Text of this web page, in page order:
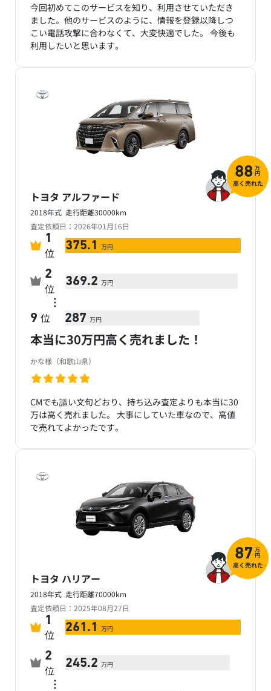
今回初めてこのサービスを知り、利用させていただき
ました。他のサービスのように、情報を登録以降しつ
こい電話攻撃に合わなくて、大変快適でした。 今後も
利用したいと思います。
トヨタ アルファード
2018年式 走行距離30000km
査定依頼日：2026年01月16日
本当に30万円高く売れました！
かな様（和歌山県）
CMでも謳い文句どおり、持ち込み査定よりも本当に30
万は高く売れました。 大事にしていた車なので、高値
で売れてよかったです。
88 万
円
高く売れた
1
位 375.1 万円
2
位 369.2 万円
…
9 位 287 万円
トヨタ ハリアー
2018年式 走行距離70000km
査定依頼日：2025年08月27日
87 万
円
高く売れた
1
位 261.1 万円
2
位 245.2 万円
…